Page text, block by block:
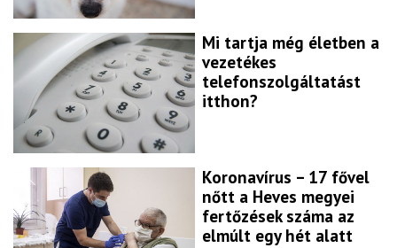
Mi tartja még életben a
vezetékes
telefonszolgáltatást
itthon?
Koronavírus – 17 fővel
nőtt a Heves megyei
fertőzések száma az
elmúlt egy hét alatt